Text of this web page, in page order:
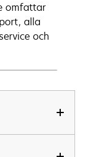
omfattar
alla
och